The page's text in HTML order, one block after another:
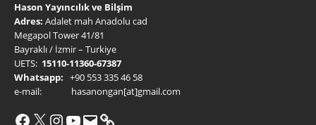
Hason Yayıncılık ve Bilşim
Adres: Adalet mah Anadolu cad
Megapol Tower 41/81
Bayraklı / İzmir – Turkiye
UETS: 15110-11360-67387
Whatsapp: +90 553 335 46 58
e-mail: hasanongan[at]gmail.com